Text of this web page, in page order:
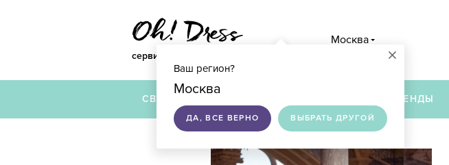
сервис по подбору свадебных платьев
Москва
×
Ваш регион?
Москва
ДА, ВСЕ ВЕРНО ВЫБРАТЬ ДРУГОЙ
СВАДЕБНЫЕ ПЛАТЬЯ БРЕНДЫ